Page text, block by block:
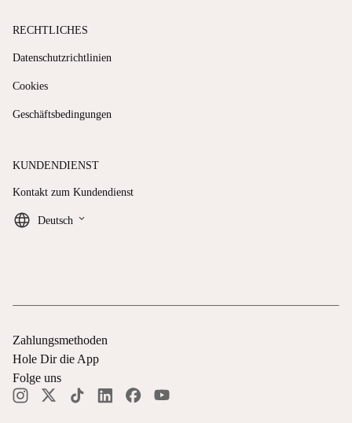
RECHTLICHES
Datenschutzrichtlinien
Cookies
Geschäftsbedingungen
KUNDENDIENST
Kontakt zum Kundendienst
Deutsch keyboard_arrow_down
Zahlungsmethoden
Hole Dir die App
Folge uns